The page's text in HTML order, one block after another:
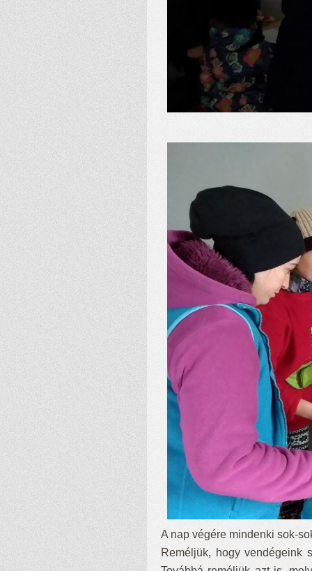
A nap végére mindenki sok-
Reméljük, hogy vendégeink